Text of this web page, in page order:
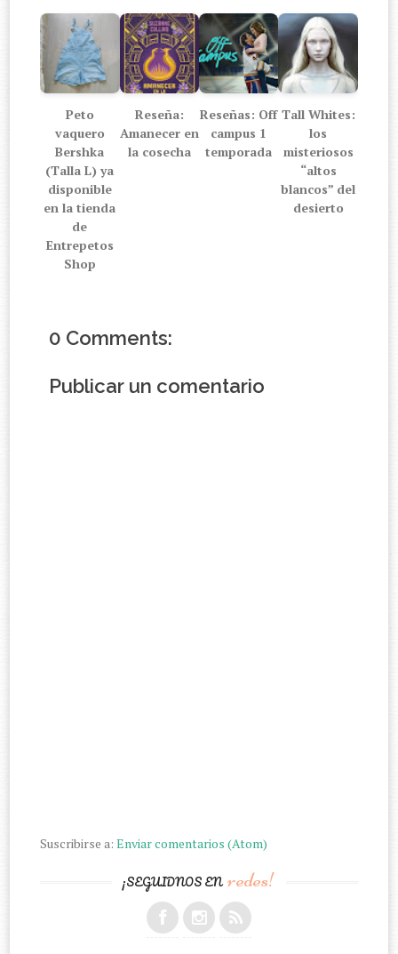
Peto
vaquero
Bershka
(Talla L) ya
disponible
en la tienda
de
Entrepetos
Shop
Reseña:
Amanecer en
la cosecha
Reseñas: Off
campus 1
temporada
Tall Whites:
los
misteriosos
“altos
blancos” del
desierto
0 Comments:
Publicar un comentario
Suscribirse a:Enviar comentarios (Atom)
¡SEGUIDNOS ENredes!